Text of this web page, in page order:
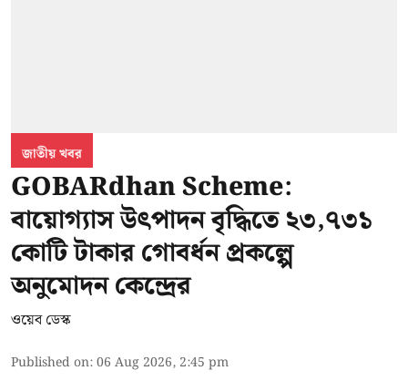
জাতীয় খবর
GOBARdhan Scheme:
বায়োগ্যাস উৎপাদন বৃদ্ধিতে ২৩,৭৩১
কোটি টাকার গোবর্ধন প্রকল্পে
অনুমোদন কেন্দ্রের
ওয়েব ডেস্ক
Published on:06 Aug 2026, 2:45 pm